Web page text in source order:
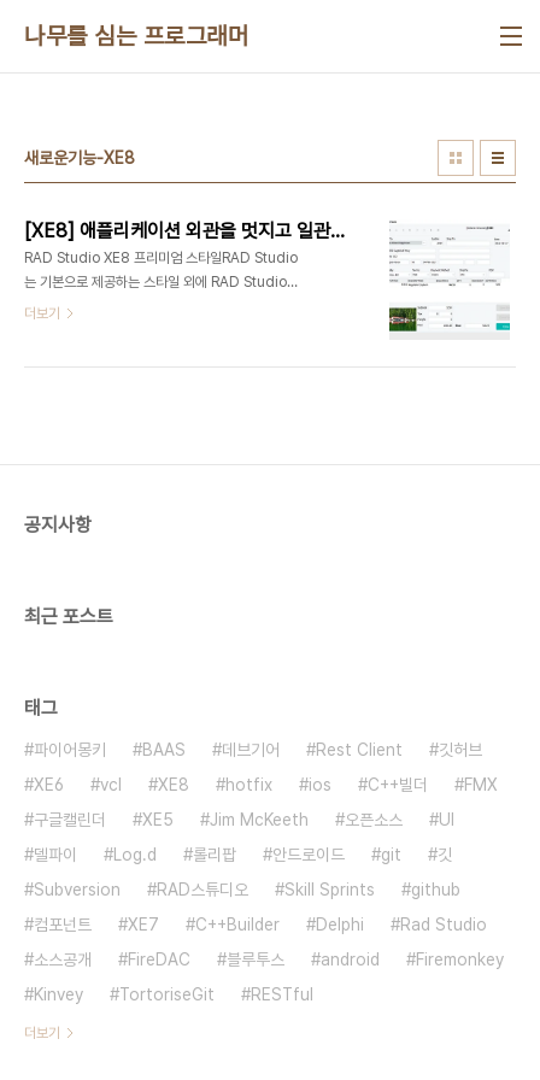
나무를 심는 프로그래머
새로운기능-XE8
[XE8] 애플리케이션 외관을 멋지고 일관되게 적용할 수 있는 프리미엄 스타일(Radiant, Vapor 추가)
RAD Studio XE8 프리미엄 스타일RAD Studio
는 기본으로 제공하는 스타일 외에 RAD Studio
XE8 사용자에게 43 종의 프리미엄 스타일을 추가
http://cc.embarcadero.com/item/30180
더보기
공지사항
최근 포스트
태그
파이어몽키 BAAS 데브기어 Rest Client
깃허브
XE6
vcl XE8 hotfix ios C++빌더
FMX
구글캘린더
XE5 Jim McKeeth 오픈소스
UI
델파이
Log.d 롤리팝 안드로이드 git
깃
Subversion
RAD스튜디오 Skill Sprints
github
컴포넌트
XE7 C++Builder Delphi
Rad Studio
소스공개
FireDAC 블루투스 android
Firemonkey
Kinvey
TortoriseGit RESTful
더보기